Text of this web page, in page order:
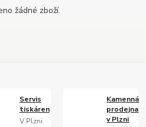
žádné zboží.
Servis
tiskáren
V Plzni
Kamenná
prodejna
v Plzni